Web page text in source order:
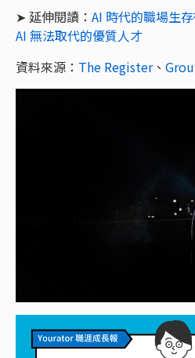
➤ 延伸閱讀： AI 時代的職場生
AI 無法取代的優質人才
資料來源： The Register、